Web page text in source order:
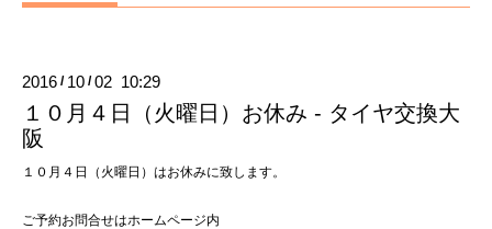
2016 / 10 /02 10:29
１０月４日（火曜日）お休み - タイヤ交換大
阪
１０月４日（火曜日）はお休みに致します。
ご予約お問合せはホームページ内